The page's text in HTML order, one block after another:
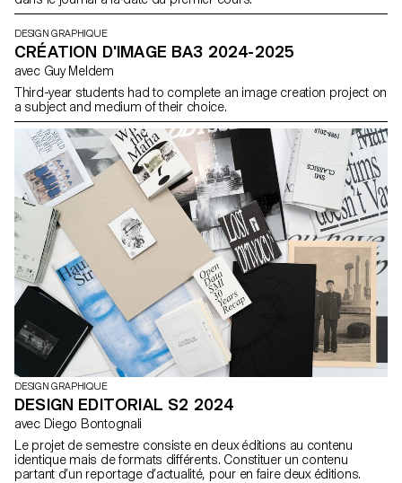
DESIGN GRAPHIQUE
CRÉATION D'IMAGE BA3 2024-2025
avec Guy Meldem
Third-year students had to complete an image creation project on
a subject and medium of their choice.
DESIGN GRAPHIQUE
DESIGN EDITORIAL S2 2024
avec Diego Bontognali
Le projet de semestre consiste en deux éditions au contenu
identique mais de formats différents. Constituer un contenu
partant d’un reportage d’actualité, pour en faire deux éditions.